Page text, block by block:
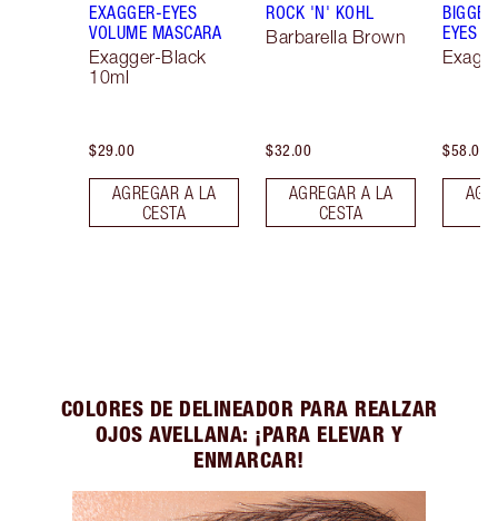
EXAGGER-EYES
VOLUME MASCARA
Exagger-Black
10ml
$29.00
AGREGAR A LA
CESTA
ROCK 'N' KOHL
Barbarella Brown
$32.00
AGREGAR A LA
CESTA
EYES
$58.00
COLORES DE DELINEADOR PARA REALZAR
OJOS AVELLANA: ¡PARA ELEVAR Y
ENMARCAR!